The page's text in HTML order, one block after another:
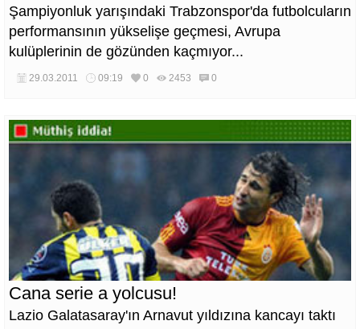
Şampiyonluk yarışındaki Trabzonspor'da futbolcuların
performansının yükselişe geçmesi, Avrupa
kulüplerinin de gözünden kaçmıyor...
29.03.2011 09:19 0 2453 0
Cana serie a yolcusu!
Lazio Galatasaray'ın Arnavut yıldızına kancayı taktı